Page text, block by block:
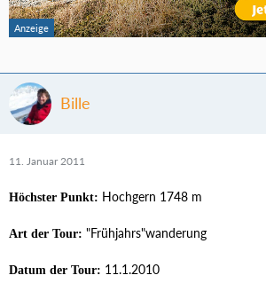
Bille
11. Januar 2011
Höchster Punkt: Hochgern 1748 m
Art der Tour: "Frühjahrs"wanderung
Datum der Tour: 11.1.2010